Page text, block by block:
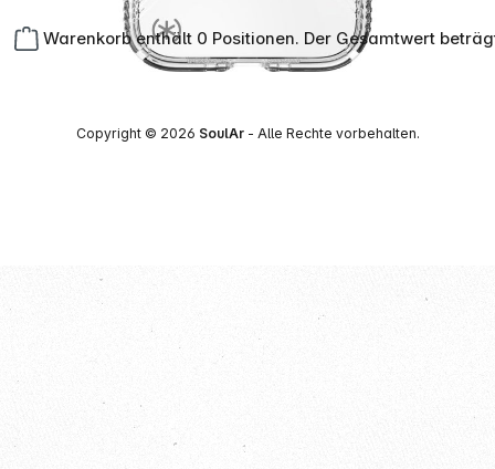
Warenkorb enthält 0 Positionen. Der Gesamtwert
Copyright © 2026 SoulAr- Alle Rechte vorbehalten.